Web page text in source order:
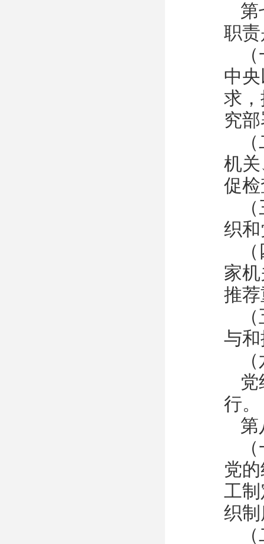
第
职
中
求
究
机
促
织
家
推
与
党
行。
第
党
工
织